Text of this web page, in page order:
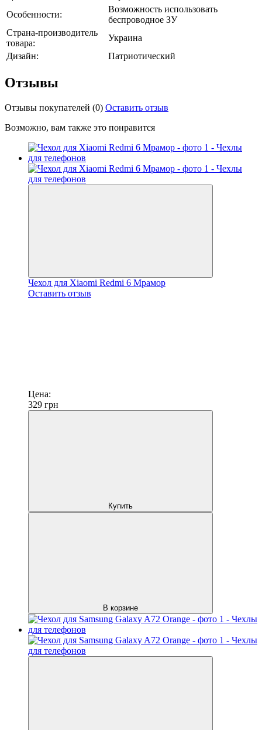
Особенности:
Возможность использовать
беспроводное ЗУ
Страна-производитель
товара:
Украина
Дизайн:
Патриотический
Отзывы
Отзывы покупателей (0) Оставить отзыв
Возможно, вам также это понравится
Чехол для Xiaomi Redmi 6 Мрамор
Оставить отзыв
Цена:
329 грн
Купить
В корзине